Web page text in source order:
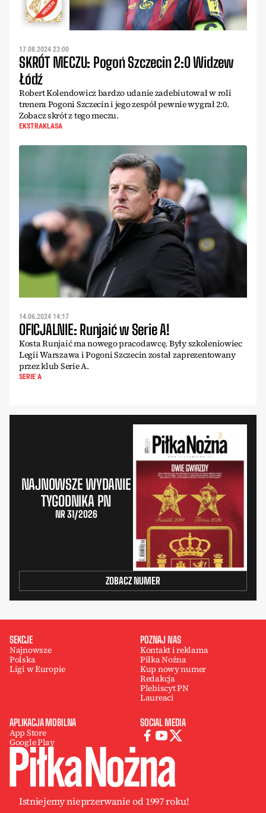
17.08.2024 23:00
SKRÓT MECZU: Pogoń Szczecin 2:0 Widzew
Łódź
Robert Kolendowicz bardzo udanie zadebiutował w roli
trenera Pogoni Szczecin i jego zespół pewnie wygrał 2:0.
Zobacz skrót z tego meczu.
EKSTRAKLASA
14.06.2024 14:17
OFICJALNIE: Runjaić w Serie A!
Kosta Runjaić ma nowego pracodawcę. Były szkoleniowiec
Legii Warszawa i Pogoni Szczecin został zaprezentowany
przez klub Serie A.
SERIE A
NAJNOWSZE WYDANIE
TYGODNIKA PN
NR 31/2026
ZOBACZ NUMER
SEKCJE
Najnowsze
Polska
Ligi w Europie
POZNAJ NAS
Kontakt i reklama
Piłka Nożna
Kup nowy numer
Redakcja
Plebiscyt PN
Laureaci
APLIKACJA MOBILNA
App Store
Google Play
SOCIAL MEDIA
Istniejemy nieprzerwanie od 1997 roku!